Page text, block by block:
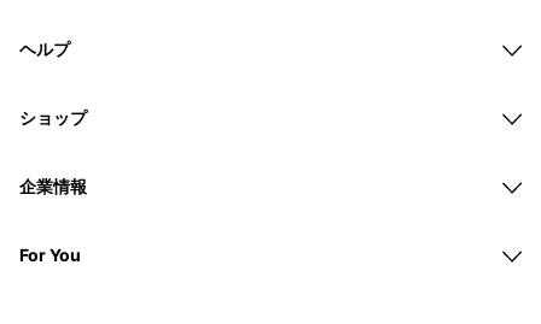
ヘルプ
ショップ
企業情報
For You